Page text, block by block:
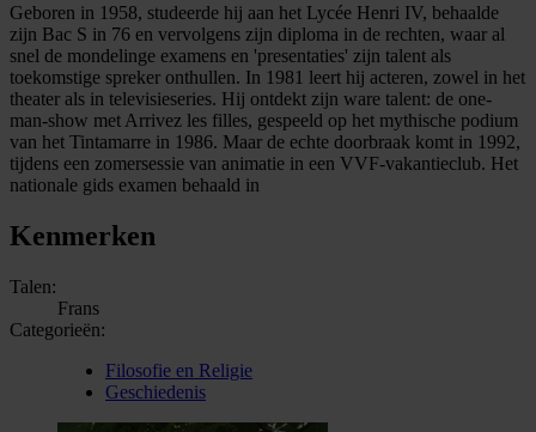
Geboren in 1958, studeerde hij aan het Lycée Henri IV, behaalde
zijn Bac S in 76 en vervolgens zijn diploma in de rechten, waar al
snel de mondelinge examens en 'presentaties' zijn talent als
toekomstige spreker onthullen. In 1981 leert hij acteren, zowel in het
theater als in televisieseries. Hij ontdekt zijn ware talent: de one-
man-show met Arrivez les filles, gespeeld op het mythische podium
van het Tintamarre in 1986. Maar de echte doorbraak komt in 1992,
tijdens een zomersessie van animatie in een VVF-vakantieclub. Het
nationale gids examen behaald in
Kenmerken
Talen:
Frans
Categorieën:
Filosofie en Religie
Geschiedenis